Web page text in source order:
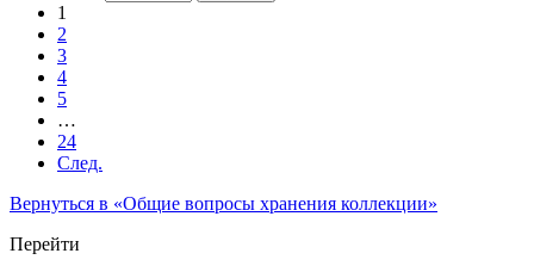
1
2
3
4
5
…
24
След.
Вернуться в «Общие вопросы хранения коллекции»
Перейти